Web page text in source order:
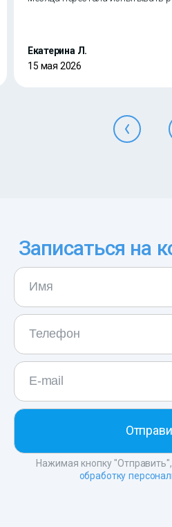
Екатерина Л.
15 мая 2026
Записаться на
Нажимая кнопку
обработку